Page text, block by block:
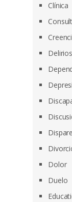
Clínica
Delirios
Dolor
Duelo